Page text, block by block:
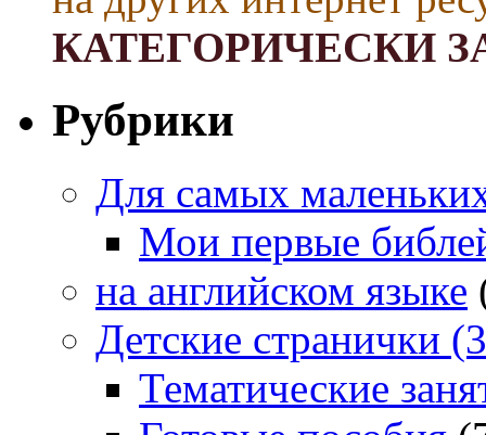
КАТЕГОРИЧЕСКИ
Рубрики
Для самых
Мои первые
на английском языке
Детские странички
Тематические